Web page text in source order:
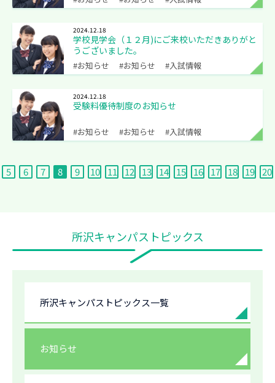
2024.12.18
#お知らせ #お知らせ #入試情報
学校見学会（１２月)にご来校いただきありがと
うございました。
2024.12.18
#お知らせ #お知らせ #入試情報
受験料優待制度のお知らせ
5 6 7 8 9 10 11 12 13 14 15 16 17 18 19 20
所沢キャンパストピックス
所沢キャンパストピックス一覧
お知らせ